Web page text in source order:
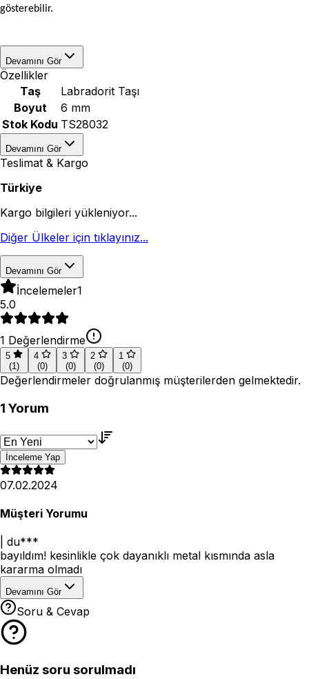
gösterebilir.
Devamını Gör
Özellikler
Taş
Labradorit Taşı
Boyut
6 mm
Stok Kodu TS28032
Devamını Gör
Teslimat & Kargo
Türkiye
Kargo bilgileri yükleniyor...
Diğer Ülkeler için tıklayınız...
Devamını Gör
İncelemeler1
5.0
1 Değerlendirme
5
(1)
4
(0)
3
(0)
2
(0)
1
(0)
Değerlendirmeler doğrulanmış müşterilerden gelmektedir.
1 Yorum
İnceleme Yap
07.02.2024
Müşteri Yorumu
du***
bayıldım! kesinlikle çok dayanıklı metal kısmında asla
kararma olmadı
Devamını Gör
Soru & Cevap
Henüz soru sorulmadı